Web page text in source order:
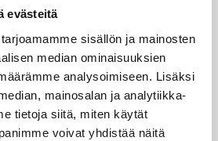
evästeitä
sisällön ja mainosten
median ominaisuuksien
analysoimiseen. Lisäksi
mainosalan ja analytiikka-
tietoja siitä, miten käytät
voivat yhdistää näitä